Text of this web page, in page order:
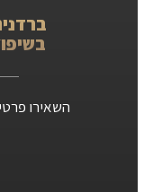
ברדנית - 15
השאירו